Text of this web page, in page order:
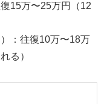
15万〜25万円（12
：往復10万〜18万
る）